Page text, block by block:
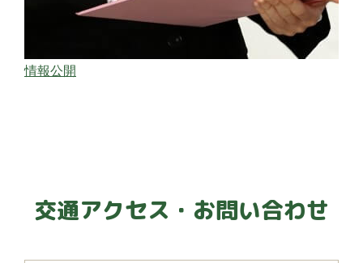
情報公開
交通アクセス・お問い合わせ